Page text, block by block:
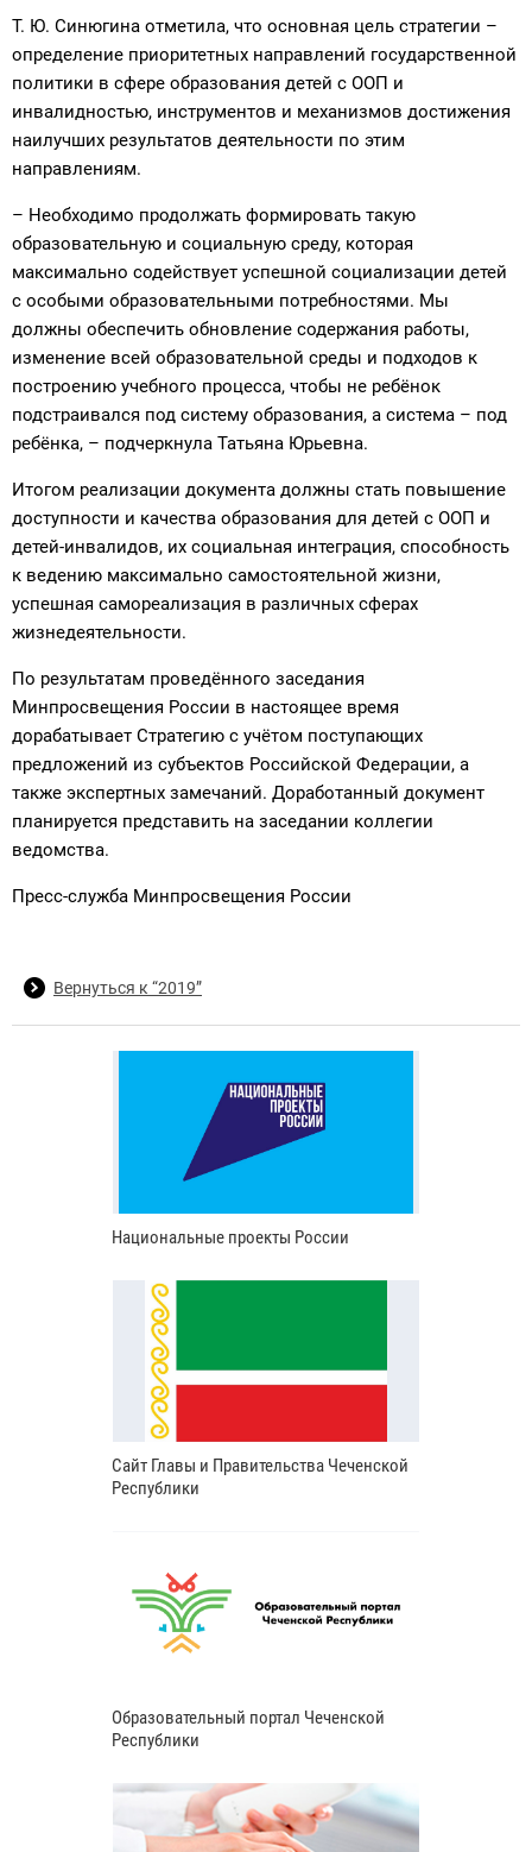
Т. Ю. Синюгина отметила, что основная цель стратегии –
определение приоритетных направлений государственной
политики в сфере образования детей с ООП и
инвалидностью, инструментов и механизмов достижения
наилучших результатов деятельности по этим
направлениям.
– Необходимо продолжать формировать такую
образовательную и социальную среду, которая
максимально содействует успешной социализации детей
с особыми образовательными потребностями. Мы
должны обеспечить обновление содержания работы,
изменение всей образовательной среды и подходов к
построению учебного процесса, чтобы не ребёнок
подстраивался под систему образования, а система – под
ребёнка, – подчеркнула Татьяна Юрьевна.
Итогом реализации документа должны стать повышение
доступности и качества образования для детей с ООП и
детей-инвалидов, их социальная интеграция, способность
к ведению максимально самостоятельной жизни,
успешная самореализация в различных сферах
жизнедеятельности.
По результатам проведённого заседания
Минпросвещения России в настоящее время
дорабатывает Стратегию с учётом поступающих
предложений из субъектов Российской Федерации, а
также экспертных замечаний. Доработанный документ
планируется представить на заседании коллегии
ведомства.
Пресс-служба Минпросвещения России
Вернуться к “2019”
Национальные проекты России
Сайт Главы и Правительства Чеченской
Республики
Образовательный портал Чеченской
Республики